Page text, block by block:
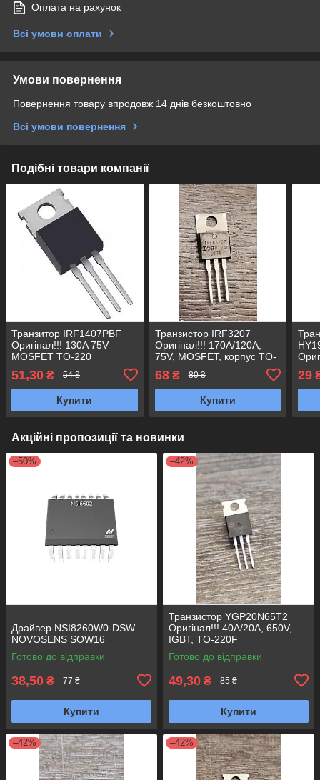
Оплата на рахунок
Всі умови оплати
Умови повернення
Повернення товару впродовж 14 днів безкоштовно
Всі умови повернення
Подібні товари компанії
Транзитор IRF1407PBF
Оригінал!!! 130A 75V
MOSFET TO-220
51,30 ₴ 54 ₴
Купити
Транзистор IRF3207
Оригінал!!! 170A/120A,
75V, MOSFET, корпус TO-
68₴ 80 ₴
Купити
29
Акційні пропозиції та новинки
–50%
Драйвер NSI8260W0-DSW
NOVOSENS SOW16
Готово до відправки
38,50 ₴ 77 ₴
Купити
–42%
Транзистор YGP20N65T2
Оригінал!!! 40A/20A, 650V,
IGBT, TO-220F
Готово до відправки
49,30 ₴ 85 ₴
Купити
–42% –42%